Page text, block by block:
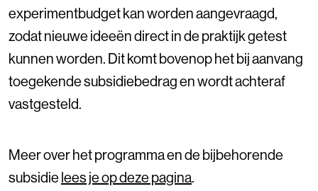
experimentbudget kan worden aangevraagd,
zodat nieuwe ideeën direct in de praktijk getest
kunnen worden. Dit komt bovenop het bij aanvang
toegekende subsidiebedrag en wordt achteraf
vastgesteld.
Meer over het programma en de bijbehorende
subsidielees je op deze pagina.